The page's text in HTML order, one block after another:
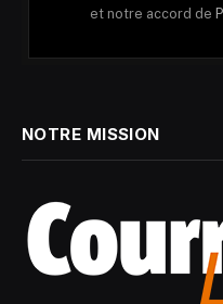
et notre accord de
NOTRE MISSION